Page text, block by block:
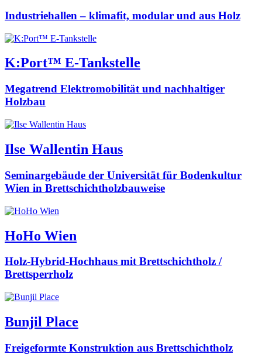
Industriehallen – klimafit, modular und aus Holz
K:Port™ E-Tankstelle
Megatrend Elektromobilität und nachhaltiger
Holzbau
Ilse Wallentin Haus
Seminargebäude der Universität für Bodenkultur
Wien in Brettschichtholzbauweise
HoHo Wien
Holz-Hybrid-Hochhaus mit Brettschichtholz /
Brettsperrholz
Bunjil Place
Freigeformte Konstruktion aus Brettschichtholz